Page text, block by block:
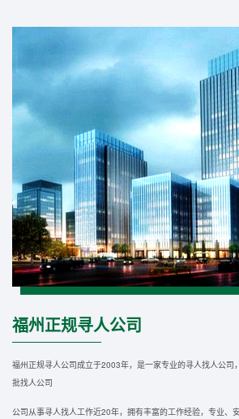
福州正规寻人公司
福州正规寻人公司成立于2003年，是一家专业的寻人找人公司
批找人公司
公司从事寻人找人工作近20年，拥有丰富的工作经验，专业、